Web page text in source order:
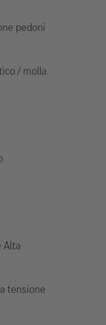
pedoni
/ molla
Alta
tensione